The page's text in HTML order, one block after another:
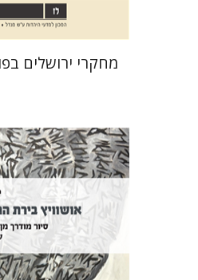
מחקרי ירושלים
יהודה ג'אד נאמן